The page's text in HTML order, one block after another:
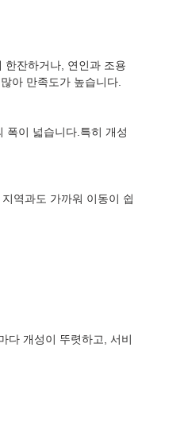
한잔하거나, 연인과 조용
아 만족도가 높습니다.
폭이 넓습니다.특히 개성
역과도 가까워 이동이 쉽
다 개성이 뚜렷하고, 서비